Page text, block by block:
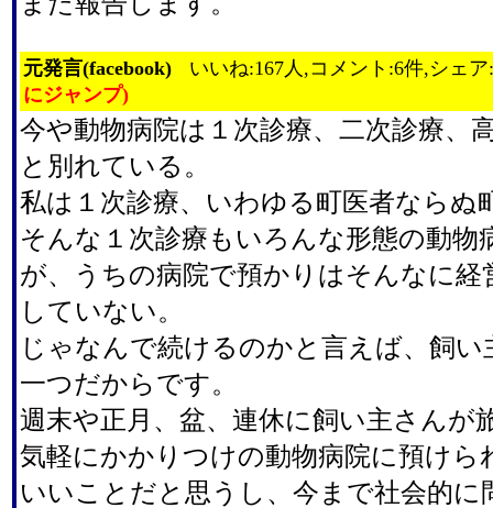
元発言(facebook)
いいね:167人,コメント:6件,シェア
にジャンプ)
今や動物病院は１次診療、二次診療、
と別れている。
私は１次診療、いわゆる町医者ならぬ
そんな１次診療もいろんな形態の動物
が、うちの病院で預かりはそんなに経
していない。
じゃなんで続けるのかと言えば、飼
一つだからです。
週末や正月、盆、連休に飼い主さんが
気軽にかかりつけの動物病院に預けら
いいことだと思うし、今まで社会的に